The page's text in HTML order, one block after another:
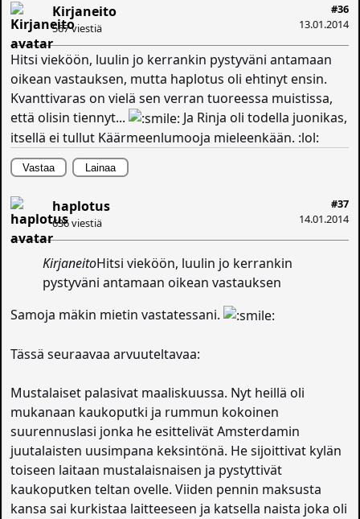
#36
13.01.2014
Kirjaneito
567 viestiä
Hitsi vieköön, luulin jo kerrankin pystyväni antamaan
oikean vastauksen, mutta haplotus oli ehtinyt ensin.
Kvanttivaras on vielä sen verran tuoreessa muistissa,
että olisin tiennyt...
Ja Rinja oli todella juonikas,
itsellä ei tullut Käärmeenlumooja mieleenkään. :lol:
Vastaa Lainaa
#37
14.01.2014
haplotus
636 viestiä
KirjaneitoHitsi vieköön, luulin jo kerrankin
pystyväni antamaan oikean vastauksen
Samoja mäkin mietin vastatessani.
Tässä seuraavaa arvuuteltavaa:
Mustalaiset palasivat maaliskuussa. Nyt heillä oli
mukanaan kaukoputki ja rummun kokoinen
suurennuslasi jonka he esittelivät Amsterdamin
juutalaisten uusimpana keksintönä. He sijoittivat kylän
toiseen laitaan mustalaisnaisen ja pystyttivät
kaukoputken teltan ovelle. Viiden pennin maksusta
kansa sai kurkistaa laitteeseen ja katsella naista joka oli